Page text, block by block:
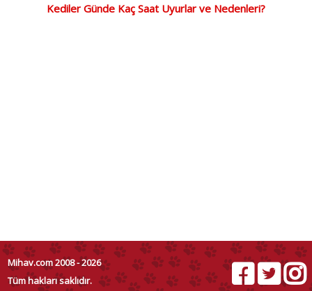
Kediler Günde Kaç Saat Uyurlar ve Nedenleri?
Mihav.com 2008 - 2026
Tüm hakları saklıdır.